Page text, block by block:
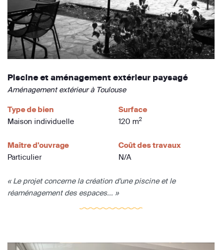
Piscine et aménagement extérieur paysagé
Aménagement extérieur à Toulouse
Type de bien
Maison individuelle
Surface
120 m2
Maître d'ouvrage
Particulier
Coût des travaux
N/A
« Le projet concerne la création d'une piscine et le
réaménagement des espaces... »